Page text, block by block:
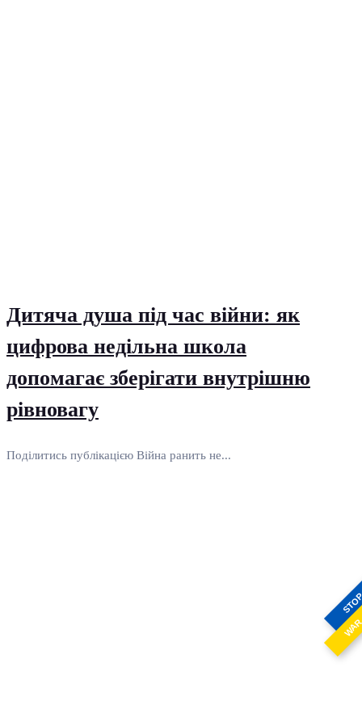
Дитяча душа під час війни: як
цифрова недільна школа
допомагає зберігати внутрішню
рівновагу
Поділитись публікацією Війна ранить не...